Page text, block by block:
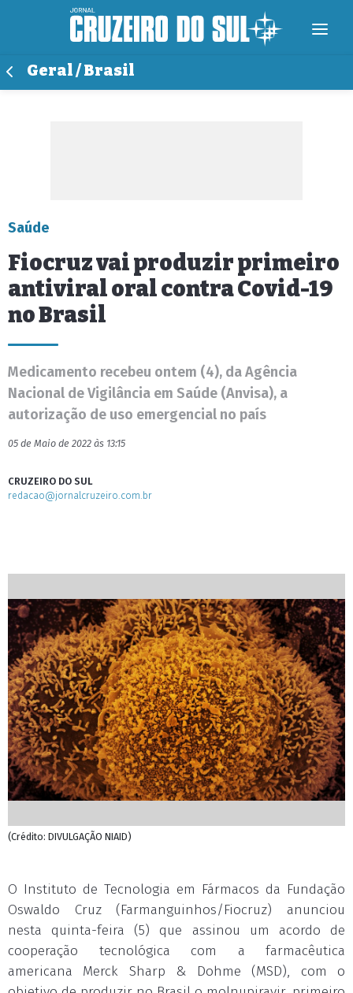
Geral / Brasil
Saúde
Fiocruz vai produzir primeiro
antiviral oral contra Covid-19
no Brasil
Medicamento recebeu ontem (4), da Agência
Nacional de Vigilância em Saúde (Anvisa), a
autorização de uso emergencial no país
05 de Maio de 2022 às 13:15
CRUZEIRO DO SUL
redacao@jornalcruzeiro.com.br
(Crédito: DIVULGAÇÃO NIAID)
O Instituto de Tecnologia em Fármacos da Fundação
Oswaldo Cruz (Farmanguinhos/Fiocruz) anunciou
nesta quinta-feira (5) que assinou um acordo de
cooperação tecnológica com a farmacêutica
americana Merck Sharp & Dohme (MSD), com o